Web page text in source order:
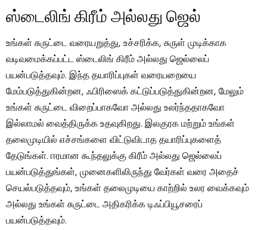
ஸ்டைலிங் கிரீம் அல்லது ஜெல்
உங்கள் சுருட்டை வரையறுத்து, உச்சரிக்க, சுருள் முடிக்காக
வடிவமைக்கப்பட்ட ஸ்டைலிங் கிரீம் அல்லது ஜெல்லைப்
பயன்படுத்தவும். இந்த தயாரிப்புகள் வரையறையை
மேம்படுத்துகின்றன, ஃபிரிஸைக் கட்டுப்படுத்துகின்றன, மேலும்
உங்கள் சுருட்டை விறைப்பாகவோ அல்லது உலர்ந்ததாகவோ
இல்லாமல் வைத்திருக்க உதவுகிறது. இலகுரக மற்றும் உங்கள்
தலைமுடியில் எச்சங்களை விட்டுவிடாத தயாரிப்புகளைத்
தேடுங்கள். ஈரமான கூந்தலுக்கு கிரீம் அல்லது ஜெல்லைப்
பயன்படுத்துங்கள், முனைகளிலிருந்து வேர்கள் வரை அதைச்
செயல்படுத்தவும், உங்கள் தலைமுடியை காற்றில் உலர வைக்கவும்
அல்லது உங்கள் சுருட்டை அதிகரிக்க டிஃப்பியூசரைப்
பயன்படுத்தவும்.